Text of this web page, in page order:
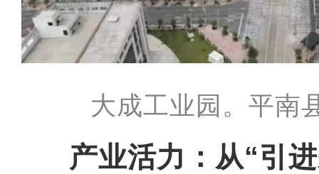
大成工业园。平南
产业活力：从“引